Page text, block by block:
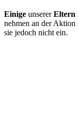
Einige unsererEltern
nehmen an der
sie jedoch nicht ein.